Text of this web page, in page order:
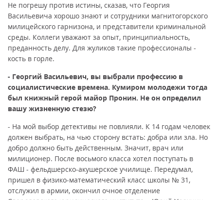
Не погрешу против истины, сказав, что Георгия
Васильевича хорошо знают и сотрудники магнитогорского
милицейского гарнизона, и представители криминальной
среды. Коллеги уважают за опыт, принципиальность,
преданность делу. Для жуликов такие профессионалы -
кость в горле.
- Георгий Васильевич, вы выбрали профессию в
социалистические времена. Кумиром молодежи тогда
был книжный герой майор Пронин. Не он определил
вашу жизненную стезю?
- На мой выбор детективы не повлияли. К 14 годам человек
должен выбрать, на чью сторону встать: добра или зла. Но
добро должно быть действенным. Значит, врач или
милиционер. После восьмого класса хотел поступать в
ФАШ - фельдшерско-акушерское училище. Передумал,
пришел в физико-математический класс школы № 31,
отслужил в армии, окончил очное отделение